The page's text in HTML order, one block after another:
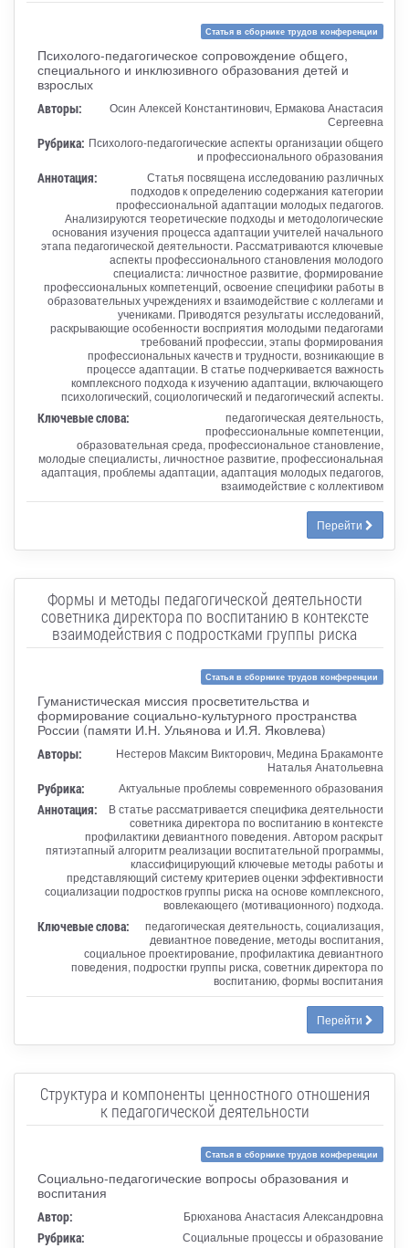
Статья в сборнике трудов конференции
Психолого-педагогическое сопровождение общего,
специального и инклюзивного образования детей и
взрослых
Авторы:
Осин Алексей Константинович, Ермакова Анастасия
Сергеевна
Рубрика: Психолого-педагогические аспекты организации общего
и профессионального образования
Аннотация:
Статья посвящена исследованию различных
подходов к определению содержания категории
профессиональной адаптации молодых педагогов.
Анализируются теоретические подходы и методологические
основания изучения процесса адаптации учителей начального
этапа педагогической деятельности. Рассматриваются ключевые
аспекты профессионального становления молодого
специалиста: личностное развитие, формирование
профессиональных компетенций, освоение специфики работы в
образовательных учреждениях и взаимодействие с коллегами и
учениками. Приводятся результаты исследований,
раскрывающие особенности восприятия молодыми педагогами
требований профессии, этапы формирования
профессиональных качеств и трудности, возникающие в
процессе адаптации. В статье подчеркивается важность
комплексного подхода к изучению адаптации, включающего
психологический, социологический и педагогический аспекты.
Ключевые слова:
педагогическая деятельность,
профессиональные компетенции,
образовательная среда, профессиональное становление,
молодые специалисты, личностное развитие, профессиональная
адаптация, проблемы адаптации, адаптация молодых педагогов,
взаимодействие с коллективом
Перейти
Формы и методы педагогической деятельности
советника директора по воспитанию в контексте
взаимодействия с подростками группы риска
Статья в сборнике трудов конференции
Гуманистическая миссия просветительства и
формирование социально-культурного пространства
России (памяти И.Н. Ульянова и И.Я. Яковлева)
Авторы:
Нестеров Максим Викторович, Медина Бракамонте
Наталья Анатольевна
Рубрика: Актуальные проблемы современного образования
Аннотация:
В статье рассматривается специфика деятельности
советника директора по воспитанию в контексте
профилактики девиантного поведения. Автором раскрыт
пятиэтапный алгоритм реализации воспитательной программы,
классифицирующий ключевые методы работы и
представляющий систему критериев оценки эффективности
социализации подростков группы риска на основе комплексного,
вовлекающего (мотивационного) подхода.
Ключевые слова:
педагогическая деятельность, социализация,
девиантное поведение, методы воспитания,
социальное проектирование, профилактика девиантного
поведения, подростки группы риска, советник директора по
воспитанию, формы воспитания
Перейти
Структура и компоненты ценностного отношения
к педагогической деятельности
Статья в сборнике трудов конференции
Социально-педагогические вопросы образования и
воспитания
Автор: Брюханова Анастасия Александровна
Рубрика: Социальные процессы и образование